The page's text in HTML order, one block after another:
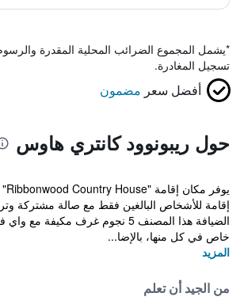
*يشمل المجموع الضرائب المحلية المقدرة
تسجيل المغادرة.
أفضل سعر مضمون
حول ريبونوود كانتري هاوس
إقامة للأشخاص البالغين فقط مع صالة مشتركة
الضيافة هذا المصنف 5 نجوم غرف
خاص في كل منها، بالإضا...
المزيد
من الجيد أن تعلم